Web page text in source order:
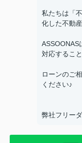
私たちは「
化した不動
ASSOONAS
対応するこ
ローンのご
ください♪
弊社フリー